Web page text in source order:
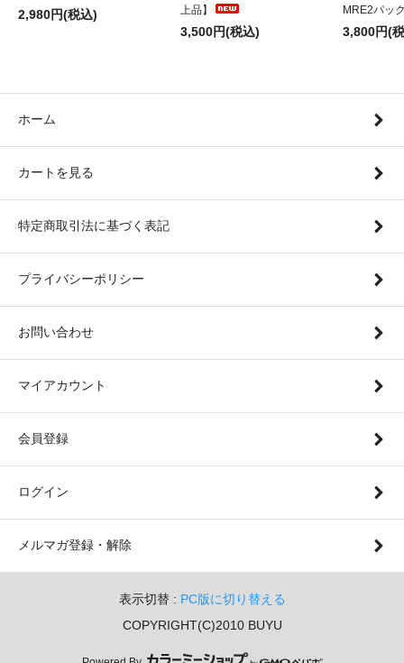
2,980円(税込)
上品】
3,500円(税込)
MRE2パッ
3,800円(
ホーム
カートを見る
特定商取引法に基づく表記
プライバシーポリシー
お問い合わせ
マイアカウント
会員登録
ログイン
メルマガ登録・解除
表示切替 : PC版に切り替える
COPYRIGHT(C)2010 BUYU